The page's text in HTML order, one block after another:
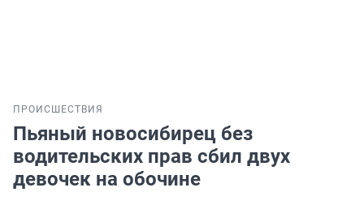
ПРОИСШЕСТВИЯ
Пьяный новосибирец без
водительских прав сбил двух
девочек на обочине